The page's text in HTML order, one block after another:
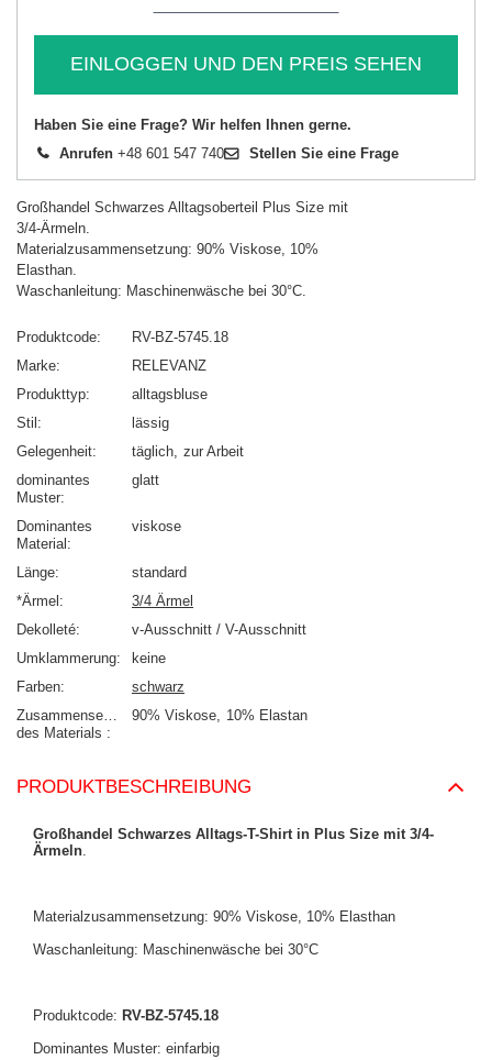
EINLOGGEN UND DEN PREIS SEHEN
Haben Sie eine Frage? Wir helfen Ihnen gerne.
Anrufen +48 601 547 740 Stellen Sie eine Frage
Großhandel Schwarzes Alltagsoberteil Plus Size mit
3/4-Ärmeln.
Materialzusammensetzung: 90% Viskose, 10%
Elasthan.
Waschanleitung: Maschinenwäsche bei 30°C.
Produktcode
RV-BZ-5745.18
Marke
RELEVANZ
Produkttyp
alltagsbluse
Stil
lässig
Gelegenheit
täglich zur Arbeit
dominantes
Muster
glatt
Dominantes
Material
viskose
Länge
standard
*Ärmel
3/4 Ärmel
Dekolleté
v-Ausschnitt / V-Ausschnitt
Umklammerung
keine
Farben
schwarz
Zusammensetzung
des Materials
90% Viskose 10% Elastan
PRODUKTBESCHREIBUNG
Großhandel Schwarzes Alltags-T-Shirt in Plus Size mit 3/4-
Ärmeln.
Materialzusammensetzung: 90% Viskose, 10% Elasthan
Waschanleitung: Maschinenwäsche bei 30°C
Produktcode: RV-BZ-5745.18
Dominantes Muster: einfarbig